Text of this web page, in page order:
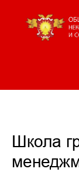
Школа